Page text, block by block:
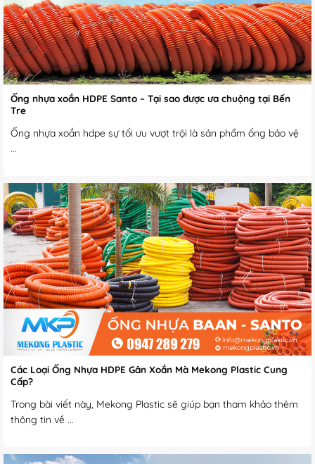
Ống nhựa xoắn HDPE Santo – Tại sao được ưa chuộng tại Bến
Tre
Ống nhựa xoắn hdpe sự tối ưu vượt trội là sản phẩm ống bảo vệ
...
Các Loại Ống Nhựa HDPE Gân Xoắn Mà Mekong Plastic Cung
Cấp?
Trong bài viết này, Mekong Plastic sẽ giúp bạn tham khảo thêm
thông tin về ...